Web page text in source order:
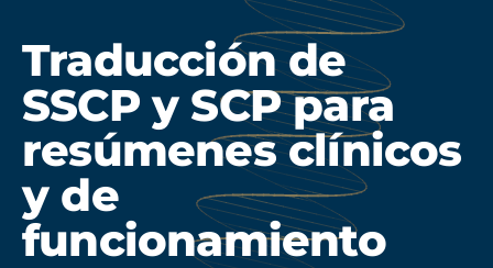
Traducción de
SSCP y SCP para
resúmenes clínicos
y de
funcionamiento